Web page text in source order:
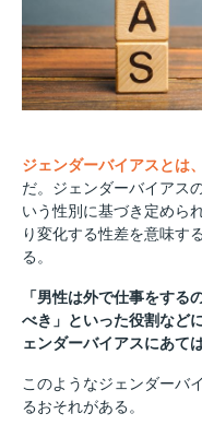
ジェンダーバイアスとは
だ。ジェンダーバイアス
いう性別に基づき定めら
り変化する性差を意味す
る。
「男性は外で仕事をする
べき」といった役割など
ェンダーバイアスにあて
このようなジェンダーバ
るおそれがある。